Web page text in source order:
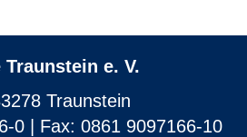
e. V.
Traunstein
0 | Fax: 0861 9097166-10